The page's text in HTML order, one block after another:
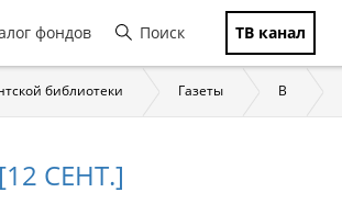
фондов Поиск ТВ канал
библиотеки Газеты В
СЕНТ.]